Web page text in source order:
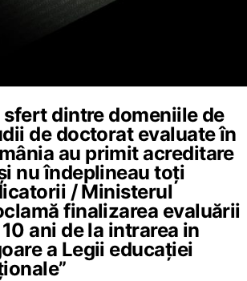
sfert dintre domeniile de
de doctorat evaluate în
au primit acreditare
nu îndeplineau toți
/ Ministerul
finalizarea evaluării
10 ani de la intrarea in
a Legii educației